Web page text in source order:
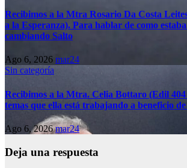
Recibimos a la Mtra Rosario Da Costa
a la Esperanza). Para hablar de como
cambiando Salto
Ago 6, 2026 mar24
Sin categoría
Recibimos a la Mtra. Celia Bottaro (Edil
temas que ella está trabajando a beneficio
Ago 6, 2026mar24
Deja una respuesta